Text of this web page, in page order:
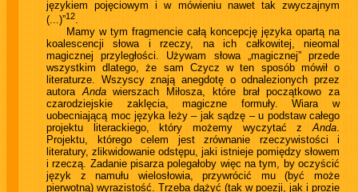
językiem pojęciowym i w mówieniu nawet tak zwyczajnym
(...)”12
Mamy w tym fragmencie całą koncepcję języka opartą na
koalescencji słowa i rzeczy, na ich całkowitej, nieomal
magicznej przyległości. Używam słowa „magicznej” przede
wszystkim dlatego, że sam Czycz w ten sposób mówił o
literaturze. Wszyscy znają anegdotę o odnalezionych przez
autora Andawierszach Miłosza, które brał początkowo za
czarodziejskie zaklęcia, magiczne formuły. Wiara w
uobecniającą moc języka leży – jak sądzę – u podstaw całego
projektu literackiego, który możemy wyczytać z Anda
Projektu, którego celem jest zrównanie rzeczywistości i
literatury, zlikwidowanie odstępu, jaki istnieje pomiędzy słowem
i rzeczą. Zadanie pisarza polegałoby więc na tym, by oczyścić
język z namułu wielosłowia, przywrócić mu (być może
pierwotną) wyrazistość. Trzeba dążyć (tak w poezji, jak i prozie